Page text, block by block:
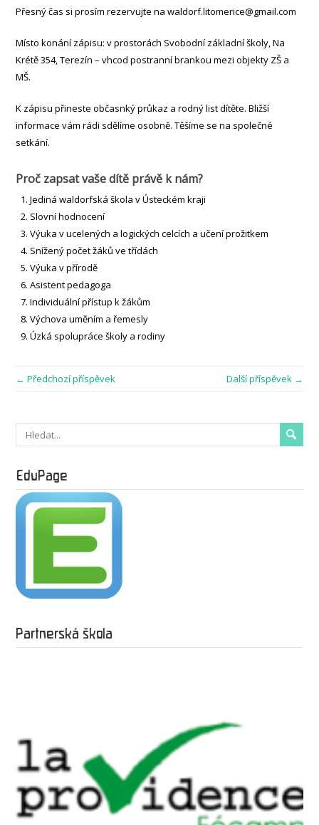
Přesný čas si prosím rezervujte na waldorf.litomerice@gmail.com
Místo konání zápisu: v prostorách Svobodní základní školy, Na
Krétě 354, Terezín – vhcod postranní brankou mezi objekty ZŠ a
MŠ.
K zápisu přineste občasnký průkaz a rodný list dítěte. Bližší
informace vám rádi sdělíme osobně. Těšíme se na společné
setkání.
Proč zapsat vaše dítě právě k nám?
Jediná waldorfská škola v Ústeckém kraji
Slovní hodnocení
Výuka v ucelených a logických celcích a učení prožitkem
Snížený počet žáků ve třídách
Výuka v přírodě
Asistent pedagoga
Individuální přístup k žákům
Výchova uměním a řemesly
Úzká spolupráce školy a rodiny
← Předchozí příspěvek Další příspěvek →
EduPage
Partnerská škola